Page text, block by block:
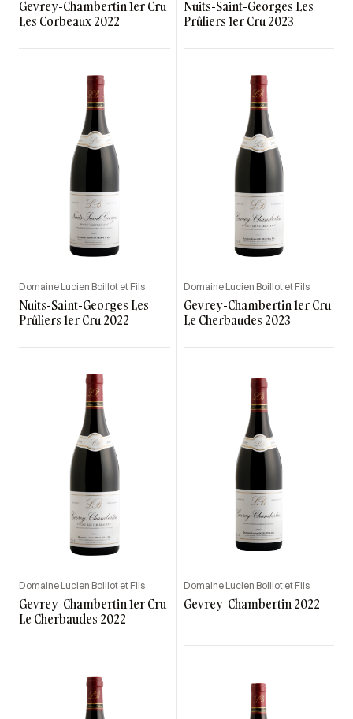
Gevrey-Chambertin 1er Cru
Les Corbeaux 2022
Nuits-Saint-Georges Les
Prûliers 1er Cru 2023
Domaine Lucien Boillot et Fils
Nuits-Saint-Georges Les
Prûliers 1er Cru 2022
Domaine Lucien Boillot et Fils
Gevrey-Chambertin 1er Cru
Le Cherbaudes 2023
Domaine Lucien Boillot et Fils
Gevrey-Chambertin 1er Cru
Le Cherbaudes 2022
Domaine Lucien Boillot et Fils
Gevrey-Chambertin 2022